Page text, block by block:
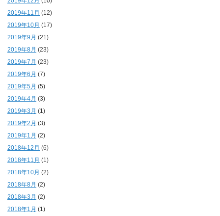
2019年11月 (12)
2019年10月 (17)
2019年9月 (21)
2019年8月 (23)
2019年7月 (23)
2019年6月 (7)
2019年5月 (5)
2019年4月 (3)
2019年3月 (1)
2019年2月 (3)
2019年1月 (2)
2018年12月 (6)
2018年11月 (1)
2018年10月 (2)
2018年8月 (2)
2018年3月 (2)
2018年1月 (1)